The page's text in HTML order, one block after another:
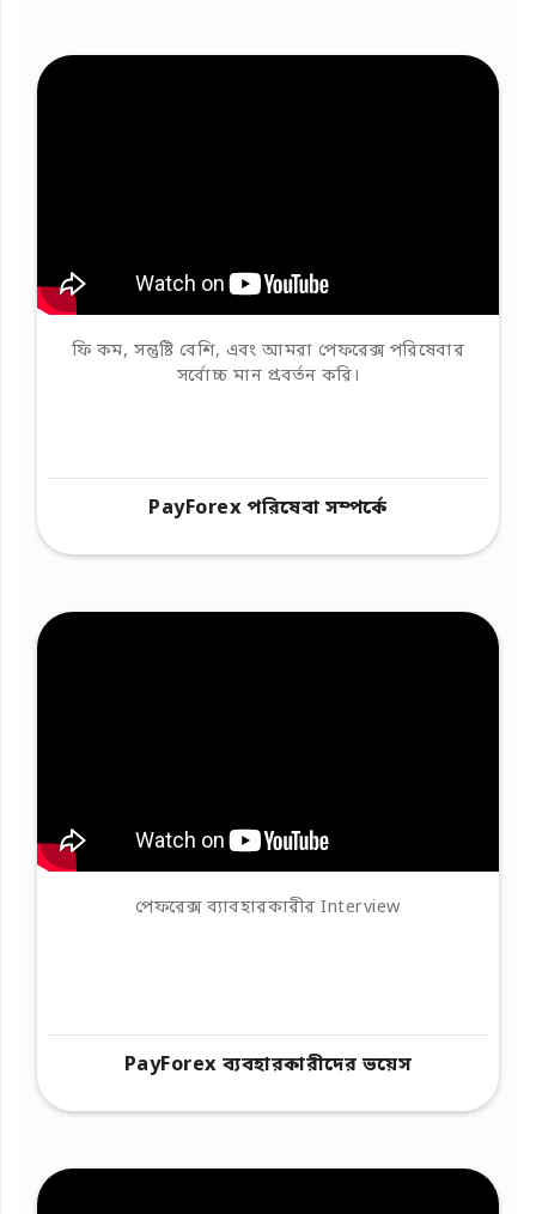
ফি কম, সন্তুষ্টি বেশি, এবং আমরা পেফরেক্স পরিষেবার
সর্বোচ্চ মান প্রবর্তন করি।
PayForex পরিষেবা সম্পর্কে
পেফরেক্স ব্যাবহারকারীর Interview
PayForex ব্যবহারকারীদের ভয়েস